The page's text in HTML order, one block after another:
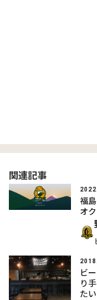
関連記事
福
オ
ビ
り
た